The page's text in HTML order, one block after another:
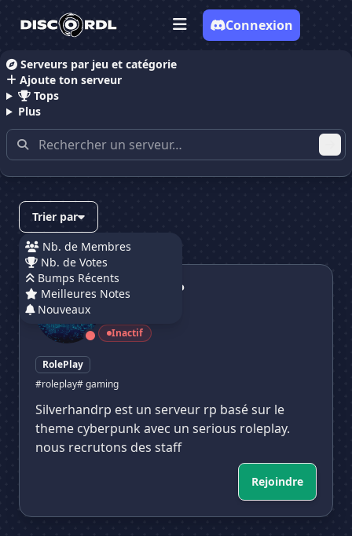
Serveurs par jeu et catégorie
Ajoute ton serveur
Tops
Plus
Connexion
Accueil
Serveurs Discord RolePlay
Trier par
Nb. de Membres
Nb. de Votes
Bumps Récents
Meilleures Notes
Nouveaux
SilverHandRP
SilverHandRP
Inactif
RolePlay
#roleplay# gaming
Silverhandrp est un serveur rp basé sur le
theme cyberpunk avec un serious roleplay.
nous recrutons des staff
Rejoindre